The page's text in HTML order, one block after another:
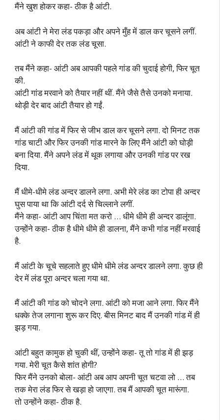
मैंने खुश होकर कहा- ठीक है आंटी.
अब आंटी ने मेरा लंड पकड़ा और अपने मुँह में डाल कर चूसने लगीं.
आंटी ने काफी देर तक लंड चूसा.
तब मैंने कहा- आंटी अब आपकी पहले गांड की चुदाई होगी, फिर चूत
की.
आंटी गांड मरवाने को तैयार नहीं थीं. मैंने जैसे तैसे उनको मनाया.
थोड़ी देर बाद आंटी तैयार हो गईं.
मैं आंटी की गांड में फिर से जीभ डाल कर चूसने लगा. दो मिनट तक
गांड चाटी और फिर उनकी गांड मारने के लिए मैंने आंटी को घोड़ी
बना दिया. मैंने अपने लंड में थूक लगाया और उनकी गांड पर रख
दिया.
मैं धीमे-धीमे लंड अन्दर डालने लगा. अभी मेरे लंड का टोपा ही अन्दर
घुस पाया था कि आंटी दर्द से चिल्लाने लगीं.
मैंने कहा- आंटी आप चिंता मत करो … धीमे धीमे ही अन्दर डालूंगा.
उन्होंने कहा- ठीक है धीमे धीमे ही डालना, मैंने कभी गांड नहीं मरवाई
है.
मैं आंटी के चूचे सहलाते हुए धीमे धीमे लंड अन्दर डालने लगा. कुछ ही
देर में लंड पूरा अन्दर चला गया था.
मैं आंटी की गांड को चोदने लगा. आंटी को मजा आने लगा. फिर मैंने
धक्के तेज लगाना शुरू कर दिए. बीस मिनट बाद मैं उनकी गांड में ही
झड़ गया.
आंटी बहुत कामुक हो चुकी थीं, उन्होंने कहा- तू तो गांड में ही झड़
गया. मेरी चूत कैसे शांत होगी?
फिर मैंने उनको बोला- आंटी अब आप अपनी चूत चटवा लो … तब
तक मेरा लंड फिर से खड़ा हो जाएगा. तब मैं आपकी चूत मारूंगा.
तो उन्होंने कहा- ठीक है.